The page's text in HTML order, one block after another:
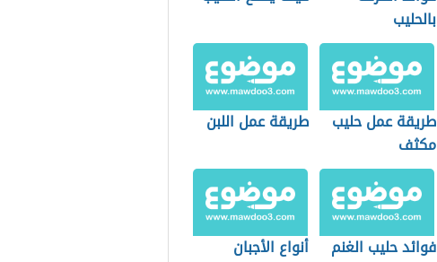
بالحليب
طريقة عمل حليب
مكثف
طريقة عمل اللبن
فوائد حليب الغنم أنواع الأجبان